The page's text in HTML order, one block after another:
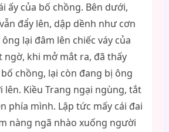
ấy của bố chồng. Bên dưới,
đẩy lên, dập dềnh như cơn
lại đâm lên chiếc váy của
ngờ, khi mở mắt ra, đã thấy
chồng, lại còn đang bị ông
Kiều Trang ngại ngùng, tắt
phía mình. Lập tức mấy cái đai
nàng ngã nhào xuống người